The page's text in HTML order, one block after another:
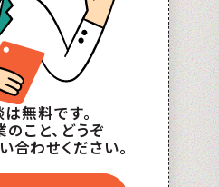
無料です。
こと、どうぞ
合わせください。